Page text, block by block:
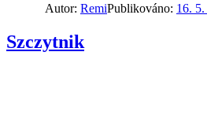
Autor: RemiPublikováno: 16.
Szczytnik